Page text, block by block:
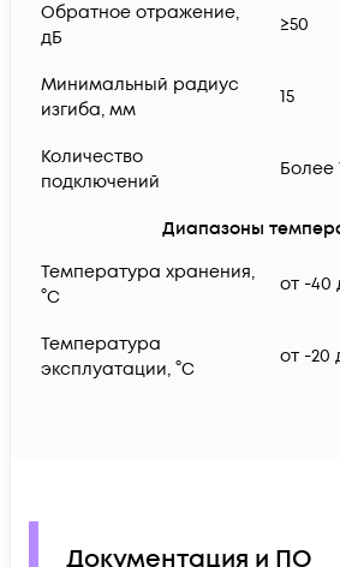
Обратное отражение,
дБ
≥50
Минимальный радиус
изгиба, мм
15
Количество
подключений
Более
Диапазоны
Температура хранения,
°C
от -40
Температура
эксплуатации, °C
от -20
Документация и ПО